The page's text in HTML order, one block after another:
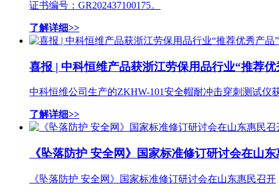
证书编号：GR202437100175。
了解详细>>
喜报 | 中科恒维产品获浙江劳保用品行业“推荐优
中科恒维公司生产的ZKHW-101安全帽耐冲击穿刺测试仪
了解详细>>
《坠落防护 安全网》国家标准修订研讨会在山
《坠落防护 安全网》国家标准修订研讨会在山东惠民召开